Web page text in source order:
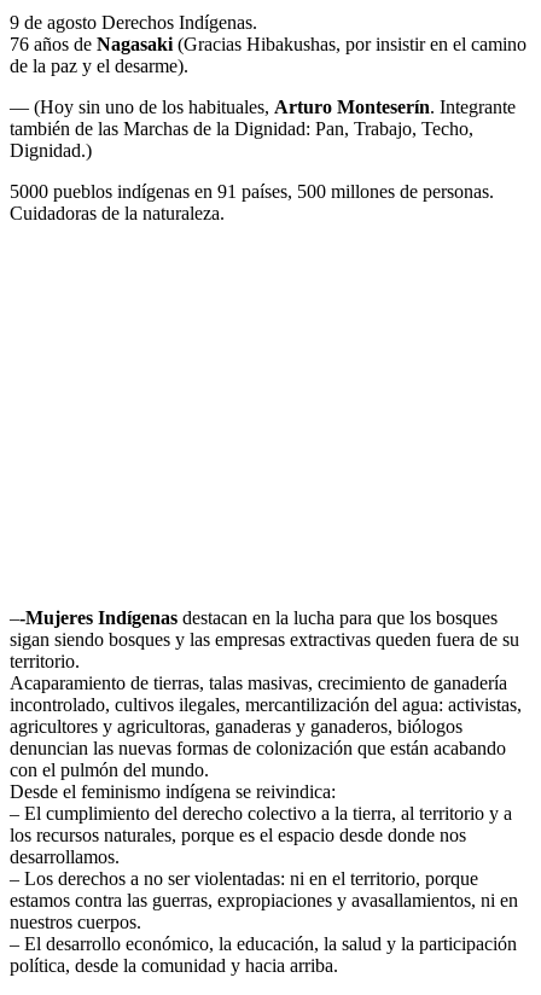
9 de agosto Derechos Indígenas.
76 años de Nagasaki (Gracias Hibakushas, por insistir en el camino
de la paz y el desarme).
— (Hoy sin uno de los habituales, Arturo Monteserín. Integrante
también de las Marchas de la Dignidad: Pan, Trabajo, Techo,
Dignidad.)
5000 pueblos indígenas en 91 países, 500 millones de personas.
Cuidadoras de la naturaleza.
–-Mujeres Indígenas destacan en la lucha para que los bosques
sigan siendo bosques y las empresas extractivas queden fuera de su
territorio.
Acaparamiento de tierras, talas masivas, crecimiento de ganadería
incontrolado, cultivos ilegales, mercantilización del agua: activistas,
agricultores y agricultoras, ganaderas y ganaderos, biólogos
denuncian las nuevas formas de colonización que están acabando
con el pulmón del mundo.
Desde el feminismo indígena se reivindica:
– El cumplimiento del derecho colectivo a la tierra, al territorio y a
los recursos naturales, porque es el espacio desde donde nos
desarrollamos.
– Los derechos a no ser violentadas: ni en el territorio, porque
estamos contra las guerras, expropiaciones y avasallamientos, ni en
nuestros cuerpos.
– El desarrollo económico, la educación, la salud y la participación
política, desde la comunidad y hacia arriba.